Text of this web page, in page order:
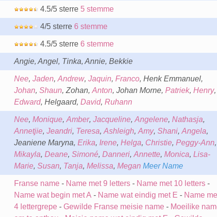
4.5/5 sterre 5 stemme
4/5 sterre 6 stemme
4.5/5 sterre 6 stemme
Angie, Angel, Tinka, Annie, Bekkie
Nee, Jaden, Andrew, Jaquin, Franco, Henk Emmanuel,
Johan, Shaun, Zohan, Anton, Johan Morne, Patriek, Henry,
Edward, Helgaard, David, Ruhann
Nee, Monique, Amber, Jacqueline, Angelene, Nathasja,
Annetjie, Jeandri, Teresa, Ashleigh, Amy, Shani, Angela,
Jeaniene Maryna, Erika, Irene, Helga, Christie, Peggy-Ann,
Mikayla, Deane, Simoné, Danneri, Annette, Monica, Lisa-
Marie, Susan, Tanja, Melissa, Megan Meer Name
Franse name- Name met 9 letters- Name met 10 letters-
Name wat begin met A - Name wat eindig met E - Name
4 lettergrepe- Gewilde Franse meisie name- Moeilike